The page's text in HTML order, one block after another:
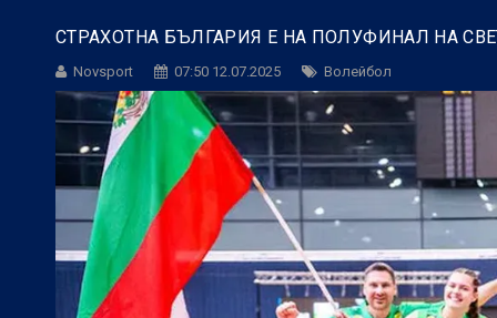
БГ Футбол:Левски подчини Локо Пд
БГ Футбол: Веласкес: Невероятно
БГ Футбол:Косич: Локомотив
СТРАХОТНА БЪЛГАРИЯ Е НА ПОЛУФИНАЛ НА
Novsport 07:50 12.07.2025 Волейбол